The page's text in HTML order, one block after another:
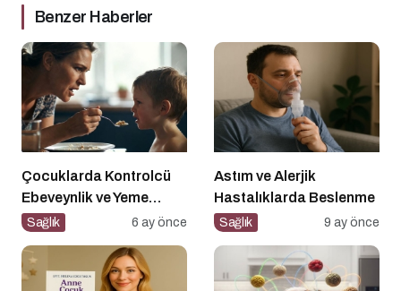
Benzer Haberler
Çocuklarda Kontrolcü
Ebeveynlik ve Yeme
Direnci
Sağlık 6 ay önce
Astım ve Alerjik
Hastalıklarda Beslenme
Sağlık 9 ay önce